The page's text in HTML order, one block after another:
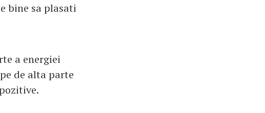
bine sa plasati
a energiei
de alta parte